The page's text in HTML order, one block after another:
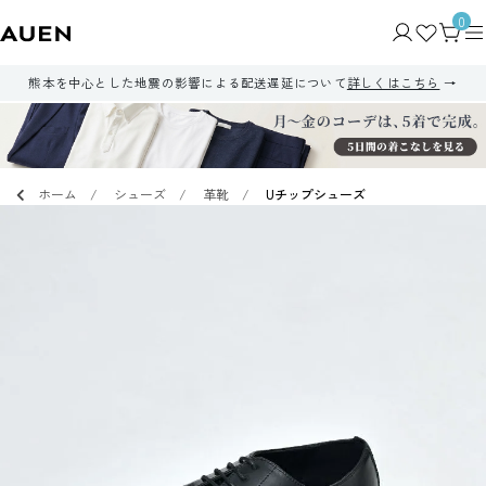
0
熊本を中心とした地震の影響による配送遅延について詳しくはこちら
ホーム シューズ 革靴 Uチップシューズ